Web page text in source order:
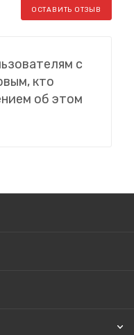
ОСТАВИТЬ ОТЗЫВ
с
кто
об этом